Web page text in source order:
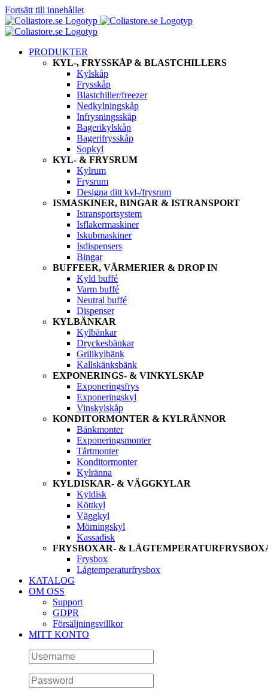
Fortsätt till innehållet
PRODUKTER
KYL-, FRYSSKÅP & BLASTCHILLERS
Kylskåp
Frysskåp
Blastchiller/freezer
Nedkylningskåp
Infrysningsskåp
Bagerikylskåp
Bagerifrysskåp
Sopkyl
KYL- & FRYSRUM
Kylrum
Frysrum
Designa ditt kyl-/frysrum
ISMASKINER, BINGAR & ISTRANSPORT
Istransportsystem
Isflakermaskiner
Iskubmaskiner
Isdispensers
Bingar
BUFFEER, VÄRMERIER & DROP IN
Kyld buffé
Varm buffé
Neutral buffé
Dispenser
KYLBÄNKAR
Kylbänkar
Dryckesbänkar
Grillkylbänk
Kallskänksbänk
EXPONERINGS- & VINKYLSKÅP
Exponeringsfrys
Exponeringskyl
Vinskylskåp
KONDITORMONTER & KYLRÄNNOR
Bänkmonter
Exponeringsmonter
Tårtmonter
Konditormonter
Kylränna
KYLDISKAR- & VÄGGKYLAR
Kyldisk
Köttkyl
Väggkyl
Mörningskyl
Kassadisk
FRYSBOXAR- &
Frysbox
Lågtemperaturfrysbox
KATALOG
OM OSS
Support
GDPR
Försäljningsvillkor
MITT KONTO